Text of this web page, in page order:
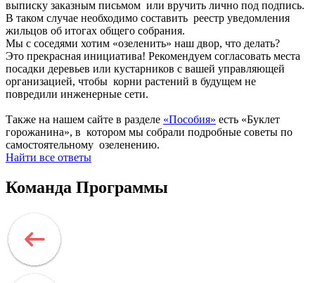
выписку заказным письмом или вручить лично под подпись.
В таком случае необходимо составить реестр уведомления
жильцов об итогах общего собрания.
Мы с соседями хотим «озеленить» наш двор, что делать?
Это прекрасная инициатива! Рекомендуем согласовать места
посадки деревьев или кустарников с вашей управляющей
организацией, чтобы корни растений в будущем не
повредили инженерные сети.
Также на нашем сайте в разделе «Пособия» есть «Буклет
горожанина», в котором мы собрали подробные советы по
самостоятельному озеленению.
Найти все ответы
Команда Программы